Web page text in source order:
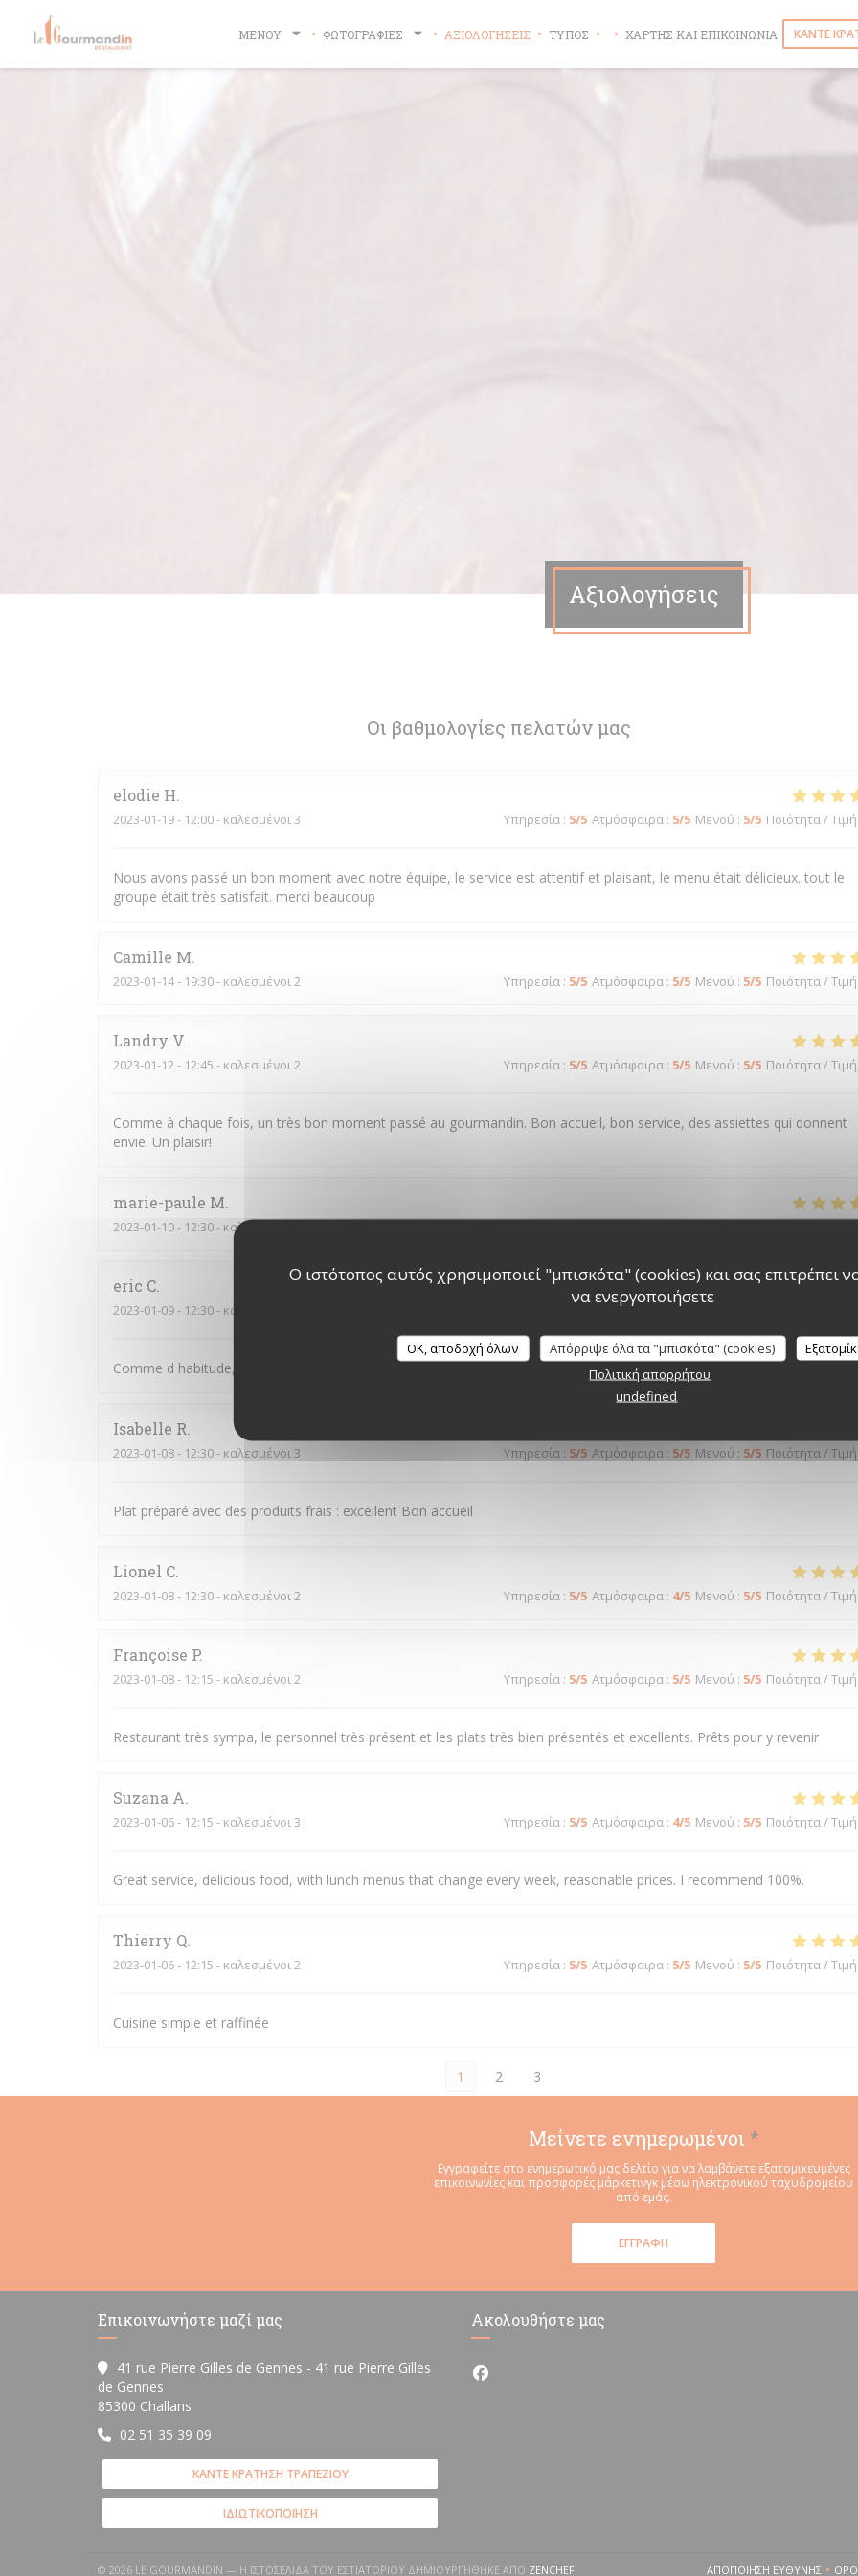
Ο ιστότοπος αυτός χρησιμοποιεί "μπισκότα" (cookies) και σας επιτρέπει να
να ενεργοποιήσετε
OK, αποδοχή όλων Απόρριψε όλα τα "μπισκότα" (cookies)
Πολιτική απορρήτου
undefined
ΜΕΝΟΎ ΦΩΤΟΓΡΑΦΊΕΣ ΑΞΙΟΛΟΓΉΣΕΙΣ ΤΎΠΟΣ
((ΑΝΟΊΓΕΙ ΣΕ ΝΈΟ ΠΑΡΆΘΥΡΟ))
ΧΆΡΤΗΣ ΚΑΙ ΕΠΙΚΟΙΝΩΝΊΑ ΚΆΝΤΕ
Αξιολογήσεις
Οι βαθμολογίες πελατών μας
elodie H
2023-01-19- 12:00 - καλεσμένοι 3 Υπηρεσία : 5/5 Ατμόσφαιρα : 5/5 Μενού : 5/5 Ποιότητα / Τιμή
Nous avons passé un bon moment avec notre équipe, le service est attentif et plaisant, le menu était délicieux. tout le
groupe était très satisfait. merci beaucoup
Camille M
2023-01-14- 19:30 - καλεσμένοι 2 Υπηρεσία : 5/5 Ατμόσφαιρα : 5/5 Μενού : 5/5 Ποιότητα / Τιμή
Landry V
2023-01-12- 12:45 - καλεσμένοι 2 Υπηρεσία : 5/5 Ατμόσφαιρα : 5/5 Μενού : 5/5 Ποιότητα / Τιμή
Comme à chaque fois, un très bon moment passé au gourmandin. Bon accueil, bon service, des assiettes qui donnent
envie. Un plaisir!
marie-paule M
2023-01-10- 12:30 - καλεσμένοι 2
eric C
2023-01-09- 12:30 - καλεσμένοι 2 Ατμόσφαιρα /5
Comme d habitude, rien à redire , super service et très bon...
Isabelle R
2023-01-08- 12:30 - καλεσμένοι 3 Υπηρεσία : 5/5 Ατμόσφαιρα : 5/5 Μενού : 5/5 Ποιότητα / Τιμή
Plat préparé avec des produits frais : excellent Bon accueil
Lionel C
2023-01-08- 12:30 - καλεσμένοι 2 Υπηρεσία : 5/5 Ατμόσφαιρα : 4/5 Μενού : 5/5 Ποιότητα / Τιμή
Françoise P
2023-01-08- 12:15 - καλεσμένοι 2 Υπηρεσία : 5/5 Ατμόσφαιρα : 5/5 Μενού : 5/5 Ποιότητα / Τιμή
Restaurant très sympa, le personnel très présent et les plats très bien présentés et excellents. Prêts pour y revenir
Suzana A
2023-01-06- 12:15 - καλεσμένοι 3 Υπηρεσία : 5/5 Ατμόσφαιρα : 4/5 Μενού : 5/5 Ποιότητα / Τιμή
Great service, delicious food, with lunch menus that change every week, reasonable prices. I recommend 100%.
Thierry Q
2023-01-06- 12:15 - καλεσμένοι 2 Υπηρεσία : 5/5 Ατμόσφαιρα : 5/5 Μενού : 5/5 Ποιότητα / Τιμή
Cuisine simple et raffinée
1 2 3
Μείνετε ενημερωμένοι *
Εγγραφείτε στο ενημερωτικό μας δελτίο για να λαμβάνετε εξατομικευμένες
επικοινωνίες και προσφορές μάρκετινγκ μέσω ηλεκτρονικού ταχυδρομείου
από εμάς.
ΕΓΓΡΑΦΉ
Επικοινωνήστε μαζί μας
41 rue Pierre Gilles de Gennes - 41 rue Pierre Gilles
de Gennes
85300 Challans
02 51 35 39 09
ΚΆΝΤΕ ΚΡΆΤΗΣΗ ΤΡΑΠΕΖΙΟΎ
ΙΔΙΩΤΙΚΟΠΟΊΗΣΗ
Ακολουθήστε μας
Facebook ((ανοίγει σε νέο παράθυρο))
© 2026 LE GOURMANDIN — Η ΙΣΤΟΣΕΛΊΔΑ ΤΟΥ ΕΣΤΙΑΤΟΡΊΟΥ ΔΗΜΙΟΥΡΓΉΘΗΚΕ ΑΠΌ ZENCHEF((ΑΝΟΊΓΕΙ ΣΕ ΝΈΟ ΠΑΡΆΘΥΡΟ))ΑΠΟΠΟΊΗΣΗ ΕΥΘΎΝΗΣ